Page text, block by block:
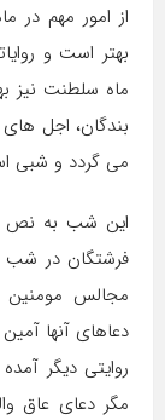
از امور مهم در
بهتر است و
ماه سلطنت
بندگان، اجل
می گردد و شبی
این شب به نص
فرشتگان در شب
مجالس مومنین
دعاهای آنها
روایتی دیگر
مگر دعای عاق